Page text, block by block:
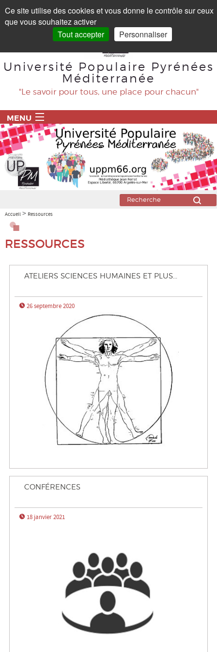
Université Populaire Pyrénées
Méditerranée
"Le savoir pour tous, une place pour chacun"
MENU
ACCUEIL
PROGRAMME
BLOG
Alimentation
Culture, médias
Démocratie, gouvernances
Droits Humains, solidarité
Écologie, environnement, climat
Éducation, familles
Mobilité
Accueil > Ressources
RESSOURCES
ATELIERS SCIENCES HUMAINES ET PLUS...
26 septembre 2020
CONFÉRENCES
18 janvier 2021
Ce site utilise des cookies et vous donne le contrôle sur ceux
que vous souhaitez activer
Tout accepter
Personnaliser